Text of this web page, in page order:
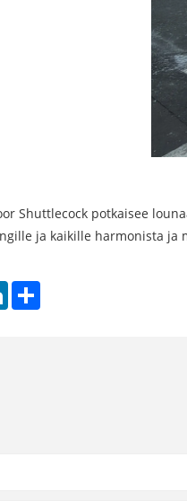
Shuttlecock potkaisee
ja kaikille harmonista ja
LinkedInShare